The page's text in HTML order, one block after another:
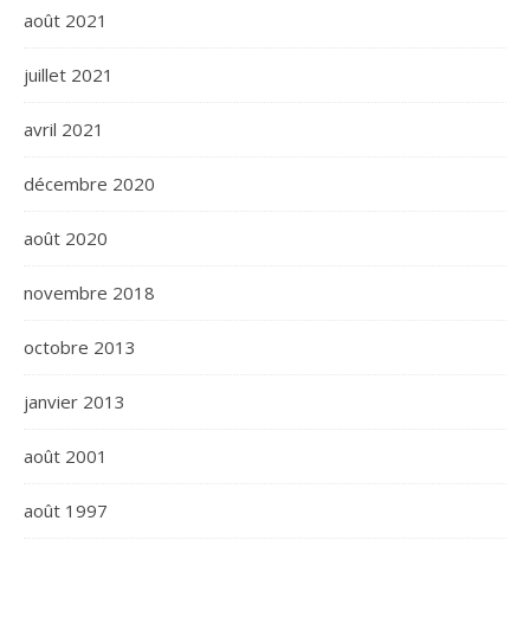
août 2021
juillet 2021
avril 2021
décembre 2020
août 2020
novembre 2018
octobre 2013
janvier 2013
août 2001
août 1997